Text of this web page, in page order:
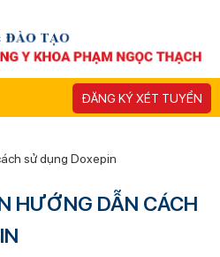
ĐĂNG KÝ XÉT TUYỂN
sử dụng Doxepin
HƯỚNG DẪN CÁCH